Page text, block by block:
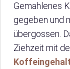
Gemahlenes
gegeben und
übergossen.
Ziehzeit mit